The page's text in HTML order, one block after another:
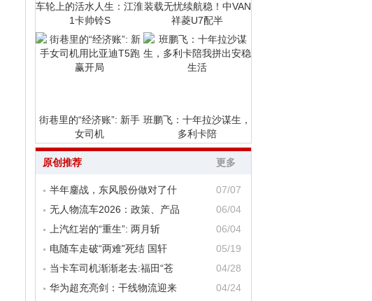
车轮上的活水人生：江淮
1卡帅铃S
装载无忧续航稳！中VAN
祥菱U7配半
街巷里的“经济账”: 新手
女司机
班鹏飞：十年拉沙谋生，
多利卡陪
原创推荐 更多
半年鏖战，东风股份做对了什
07/07
无人物流车2026：政策、产品
06/04
上汽红岩的“重生”: 两月斩
06/04
电随车走破“两难”死结 国轩
05/19
当卡车司机渐渐老去:福田“苍
04/28
华为超充亮剑：干线物流迎来
04/24